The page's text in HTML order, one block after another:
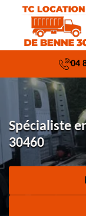
04
Spécialiste
30460